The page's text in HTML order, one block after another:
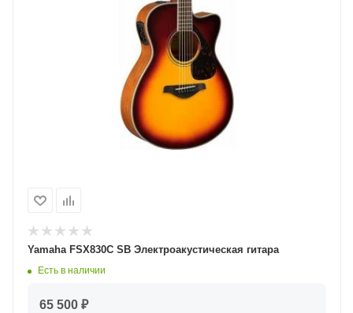
Yamaha FSX830С SB Электроакустическая гитара
Есть в наличии
65 500 ₽